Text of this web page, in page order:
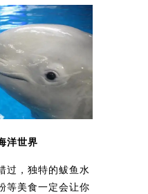
洋世界
过，独特的鲅鱼水
等美食一定会让你